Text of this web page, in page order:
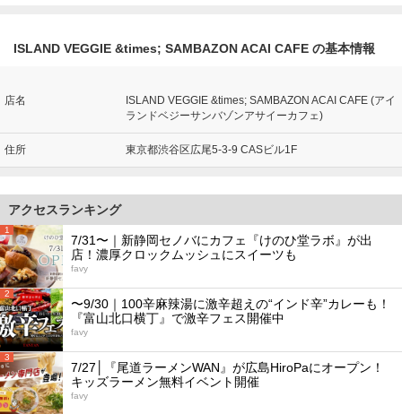
ISLAND VEGGIE &times; SAMBAZON ACAI CAFE の基本情報
店名
ISLAND VEGGIE &times; SAMBAZON ACAI CAFE (アイ
ランドベジーサンバゾンアサイーカフェ)
住所 東京都渋谷区広尾5-3-9 CASビル1F
アクセスランキング
1
7/31〜｜新静岡セノバにカフェ『けのひ堂ラボ』が出
店！濃厚クロックムッシュにスイーツも
favy
2
〜9/30｜100辛麻辣湯に激辛超えの“インド辛”カレーも！
『富山北口横丁』で激辛フェス開催中
favy
3
7/27│『尾道ラーメンWAN』が広島HiroPaにオープン！
キッズラーメン無料イベント開催
favy